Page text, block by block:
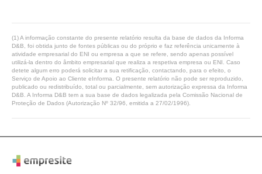
(1) A informação constante do presente relatório resulta da base de dados da Informa
D&B, foi obtida junto de fontes públicas ou do próprio e faz referência unicamente à
atividade empresarial do ENI ou empresa a que se refere, sendo apenas possível
utilizá-la dentro do âmbito empresarial que realiza a respetiva empresa ou ENI. Caso
detete algum erro poderá solicitar a sua retificação, contactando, para o efeito, o
Serviço de Apoio ao Cliente eInforma. O presente relatório não pode ser reproduzido,
publicado ou redistribuído, total ou parcialmente, sem autorização expressa da Informa
D&B. A Informa D&B tem a sua base de dados legalizada pela Comissão Nacional de
Proteção de Dados (Autorização Nº 32/96, emitida a 27/02/1996).